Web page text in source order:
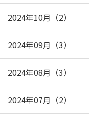
2024年10月（2）
2024年09月（3）
2024年08月（3）
2024年07月（2）